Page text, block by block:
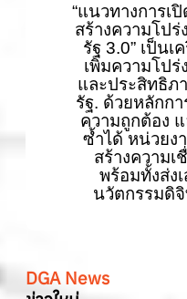
“แนวทางการเ
สร้างความโปร่
รัฐ 3.0” เป็น
เพิ่มความโป
และประสิทธิภ
รัฐ. ด้วยหลักกา
ความถูกต้อง
ซ้ำได้ หน่วยง
สร้างความ
พร้อมทั้งส่ง
นวัตกรรมดิ
DGA News